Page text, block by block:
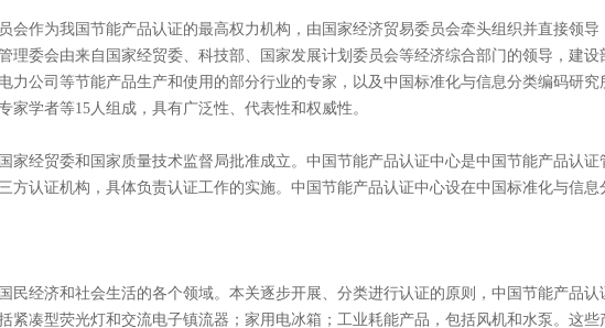
会作为我国节能产品认证的最高权力机构，由国家经济贸易委员会牵头组织并直接领
理委会由来自国家经贸委、科技部、国家发展计划委员会等经济综合部门的领导，建
力公司等节能产品生产和使用的部分行业的专家，以及中国标准化与信息分类编码研
家学者等15人组成，具有广泛性、代表性和权威性。
家经贸委和国家质量技术监督局批准成立。中国节能产品认证中心是中国节能产品认
方认证机构，具体负责认证工作的实施。中国节能产品认证中心设在中国标准化与信息
民经济和社会生活的各个领域。本关逐步开展、分类进行认证的原则，中国节能产品
紧凑型荧光灯和交流电子镇流器；家用电冰箱；工业耗能产品，包括风机和水泵。这